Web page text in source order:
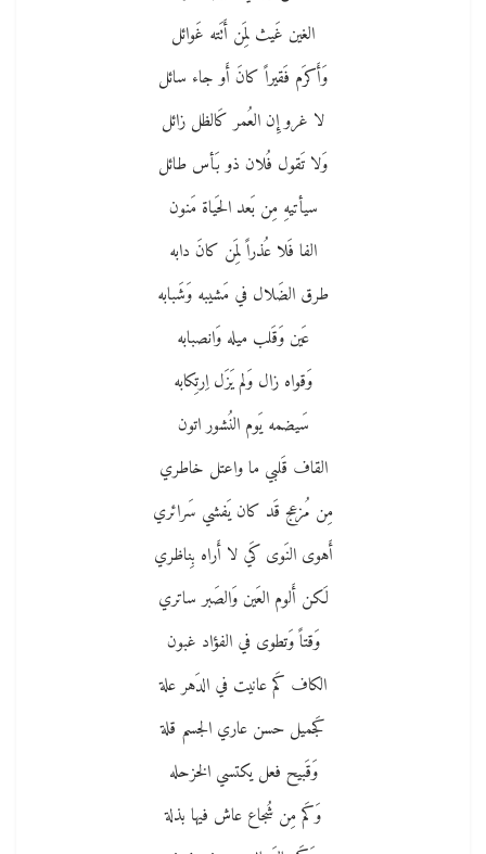
الغين غَيث لِمَن أَتَته غَوائل
وَأَكرَم فَقيراً كانَ أَو جاء سائل
لا غرو إِن العُمر كَالظل زائل
وَلا تَقول فُلان ذو بَأس طائل
سيأتيهِ مِن بَعد الحَياة مَنون
الفا فَلا عُذراً لِمَن كانَ دابه
طرق الضَلال في مَشيبه وَشَبابه
عَين وَقَلب ميله وَانصبابه
وَقواه زال وَلم يَزَل اِرتِكابه
سَيضمه يَوم النُشور اتون
القاف قَلبي ما واعتل خاطري
مِن مُزعج قَد كان يَفشي سَرائري
أَهوى النَوى كَي لا أَراه بِناظري
لَكن أَلوم العَين وَالصَبر ساتري
وَقتاً وَتطوى في الفؤاد غبون
الكاف كَم عانيت في الدَهر علة
كَجميل حسن عاري الجسم قلة
وَقَبيح فعل يكتسي الخزحله
وَكَم مِن شُجاع عاش فيها بذلة